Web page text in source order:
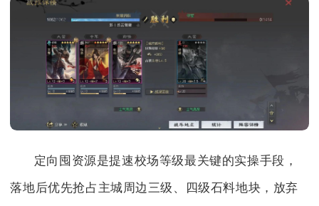
定向囤资源是提速校场等级最关键的实操手段，
落地后优先抢占主城周边三级、四级石料地块，放弃